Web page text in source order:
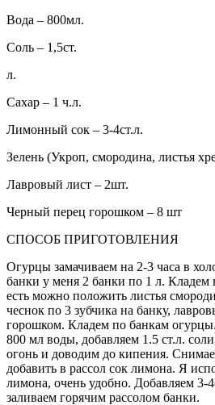
Вода – 800мл.
Соль – 1,5ст.
л.
Сахар – 1 ч.л.
Лимонный сок – 3-4ст.л.
Зелень (Укроп, смородина, листья
Лавровый лист – 2шт.
Черный перец горошком – 8 шт
СПОСОБ ПРИГОТОВЛЕНИЯ
Огурцы замачиваем на 2-3 часа в
банки у меня 2 банки по 1 л. Кладем
есть можно положить листья
чеснок по 3 зубчика на банку,
горошком. Кладем по банкам
800 мл воды, добавляем 1.5 ст.л.
огонь и доводим до кипения.
добавить в рассол сок лимона. Я
лимона, очень удобно. Добавляем 3-
заливаем горячим рассолом банки.